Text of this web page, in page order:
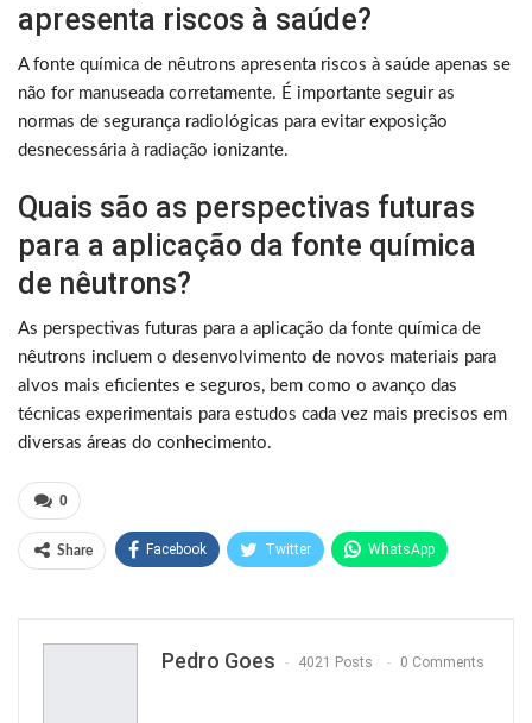
apresenta riscos à saúde?
A fonte química de nêutrons apresenta riscos à saúde apenas se
não for manuseada corretamente. É importante seguir as
normas de segurança radiológicas para evitar exposição
desnecessária à radiação ionizante.
Quais são as perspectivas futuras
para a aplicação da fonte química
de nêutrons?
As perspectivas futuras para a aplicação da fonte química de
nêutrons incluem o desenvolvimento de novos materiais para
alvos mais eficientes e seguros, bem como o avanço das
técnicas experimentais para estudos cada vez mais precisos em
diversas áreas do conhecimento.
0
Share Facebook Twitter WhatsApp
Pedro Goes 4021 Posts 0 Comments